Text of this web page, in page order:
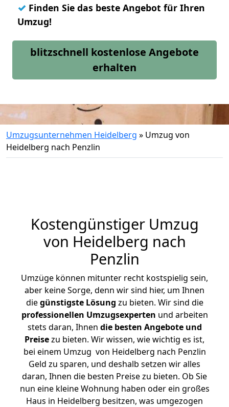
✓ Finden Sie das beste Angebot für Ihren
Umzug!
blitzschnell kostenlose Angebote
erhalten
Umzugsunternehmen Heidelberg » Umzug von
Heidelberg nach Penzlin
Kostengünstiger Umzug
von Heidelberg nach
Penzlin
Umzüge können mitunter recht kostspielig sein,
aber keine Sorge, denn wir sind hier, um Ihnen
diegünstigste Lösung zu bieten. Wir sind die
professionellen Umzugsexperten und arbeiten
stets daran, Ihnen die besten Angebote und
Preisezu bieten. Wir wissen, wie wichtig es ist,
bei einem Umzug von Heidelberg nach Penzlin
Geld zu sparen, und deshalb setzen wir alles
daran, Ihnen die besten Preise zu bieten. Ob Sie
nun eine kleine Wohnung haben oder ein großes
Haus in Heidelberg besitzen, was umgezogen